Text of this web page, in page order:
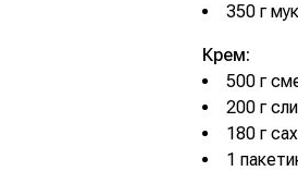
350 г
Крем:
500 г
200 г
180 г
1